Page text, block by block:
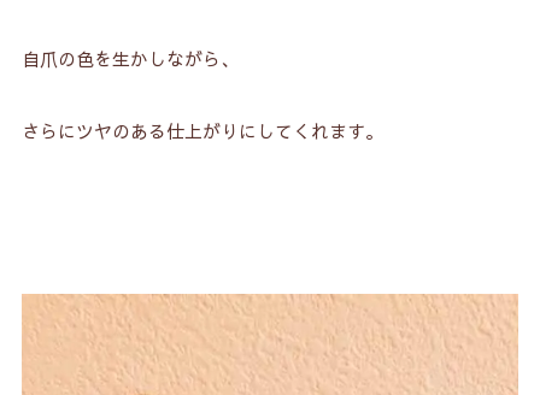
自爪の色を生かしながら、
さらにツヤのある仕上がりにしてくれます。